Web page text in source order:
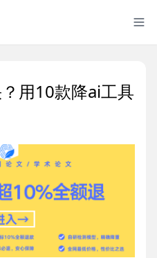
用10款降ai工具